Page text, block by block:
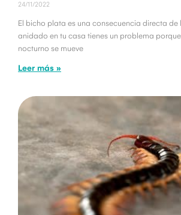
24/11/2022
El bicho plata es una consecuencia directa de
anidado en tu casa tienes un problema
nocturno se mueve
Leer más »